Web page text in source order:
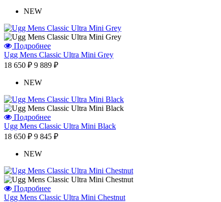
NEW
Подробнее
Ugg Mens Classic Ultra Mini Grey
18 650 ₽ 9 889 ₽
NEW
Подробнее
Ugg Mens Classic Ultra Mini Black
18 650 ₽ 9 845 ₽
NEW
Подробнее
Ugg Mens Classic Ultra Mini Chestnut